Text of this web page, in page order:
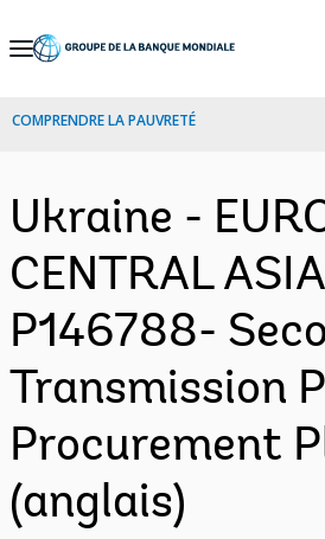
Skip
Navigation
COMPRENDRE LA PAUVRETÉ
Ukraine -
CENTRAL
P146788-
Transmission
Procurement
(anglais)